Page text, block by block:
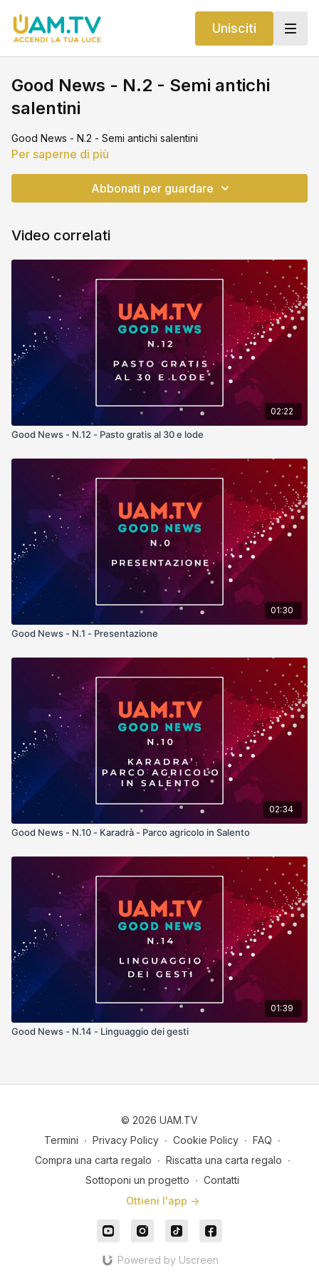
Unisciti
Good News - N.2 - Semi antichi
salentini
Good News - N.2 - Semi antichi salentini
Per saperne di più
Abbonati per guardare
Video correlati
02:22
Good News - N.12 - Pasto gratis al 30 e lode
01:30
Good News - N.1 - Presentazione
02:34
Good News - N.10 - Karadrà - Parco agricolo in Salento
01:39
Good News - N.14 - Linguaggio dei gesti
© 2026 UAM.TV
Termini ∙ Privacy Policy ∙ Cookie Policy ∙ FAQ ∙
Compra una carta regalo ∙ Riscatta una carta regalo ∙
Sottoponi un progetto ∙ Contatti
Ottieni l'app ->
Powered by Uscreen